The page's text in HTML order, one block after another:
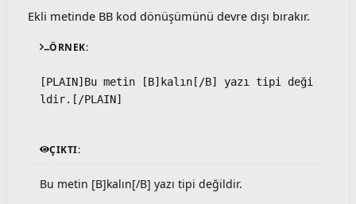
Ekli metinde BB kod dönüşümünü devre dışı bırakır.
ÖRNEK:
[PLAIN]Bu metin [B]kalın[/B] yazı tipi deği
ldir.[/PLAIN]
ÇIKTI:
Bu metin [B]kalın[/B] yazı tipi değildir.